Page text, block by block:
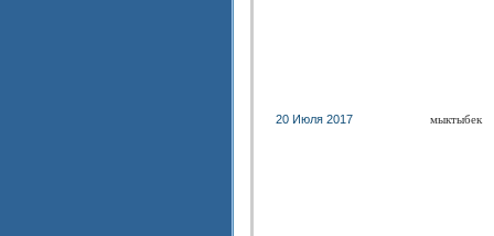
20 Июля 2017 мыктыбек